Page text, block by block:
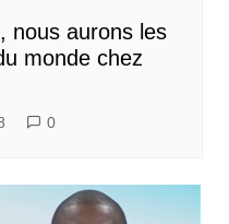
nous aurons les
monde chez
0